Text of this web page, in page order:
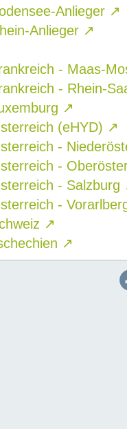
Anlieger ↗
Anlieger ↗
- Maas-
- Rhein-
↗
(eHYD) ↗
-
-
- Salzburg
-
↗
↗